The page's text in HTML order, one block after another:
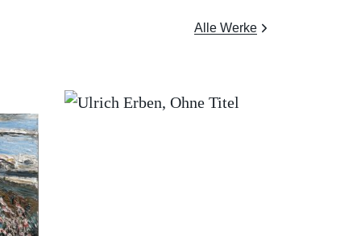
Alle Werke